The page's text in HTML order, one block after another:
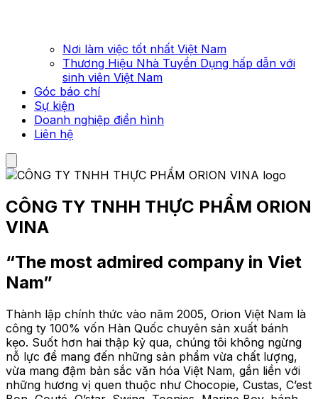
Nơi làm việc tốt nhất Việt Nam
Thương Hiệu Nhà Tuyển Dụng hấp dẫn với
sinh viên Việt Nam
Góc báo chí
Sự kiện
Doanh nghiệp điển hình
Liên hệ
CÔNG TY TNHH THỰC PHẨM ORION
VINA
“The most admired company in Viet
Nam”
Thành lập chính thức vào năm 2005, Orion Việt Nam là
công ty 100% vốn Hàn Quốc chuyên sản xuất bánh
kẹo. Suốt hơn hai thập kỷ qua, chúng tôi không ngừng
nỗ lực để mang đến những sản phẩm vừa chất lượng,
vừa mang đậm bản sắc văn hóa Việt Nam, gắn liền với
những hương vị quen thuộc như Chocopie, Custas, C’est